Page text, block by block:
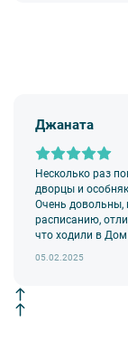
Джаната
Несколько раз
дворцы и
Очень довольны,
расписанию,
что ходили в
05.02.2025